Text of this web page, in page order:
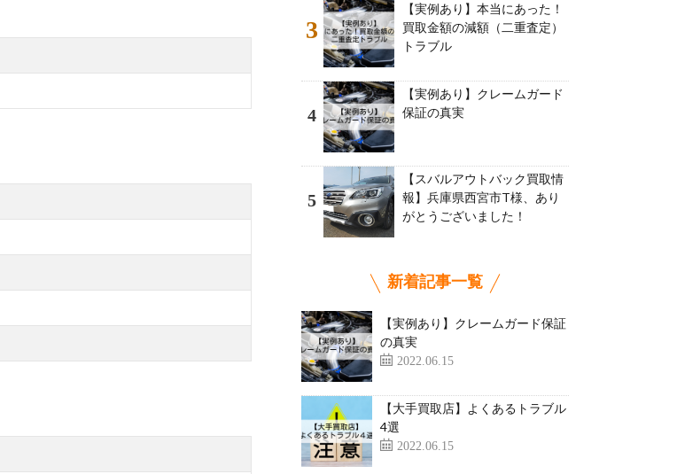
3
【実例あり】本当にあった！
買取金額の減額（二重査定）
トラブル
4
【実例あり】クレームガード
保証の真実
5
【スバルアウトバック買取情
報】兵庫県西宮市T様、あり
がとうございました！
新着記事一覧
【実例あり】クレームガード保証
の真実
2022.06.15
【大手買取店】よくあるトラブル
4選
2022.06.15